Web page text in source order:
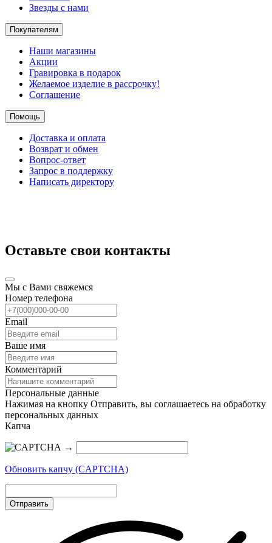
Звезды с нами
Покупателям
Наши магазины
Акции
Гравировка в подарок
Желаемое изделие в рассрочку!
Соглашение
Помощь
Доставка и оплата
Возврат и обмен
Вопрос-ответ
Запрос в поддержку
Написать директору
Оставьте свои контакты
Мы с Вами свяжемся
Номер телефона
Email
Ваше имя
Комментарий
Персональные данные
Нажимая на кнопку Отправить, вы соглашаетесь на обработку
персональных данных
Капча
→
Обновить капчу (CAPTCHA)
Отправить